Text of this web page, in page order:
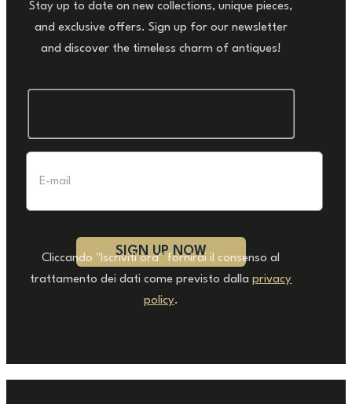
Stay up to date on new collections, unique pieces,
and exclusive offers. Sign up for our newsletter
and discover the timeless charm of antiques!
Cliccando "Iscriviti ora" fornirai il consenso al
trattamento dei dati come previsto dallaprivacy
policy.